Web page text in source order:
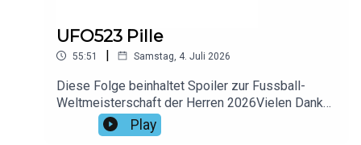
UFO523 Pille
55:51 | Samstag, 4. Juli 2026
Diese Folge beinhaltet Spoiler zur Fussball-
Weltmeisterschaft der Herren 2026Vielen Dank
an Manni für das Intro!Hier findest du alle Infos
und Rabatte unserer Werbepartner:
Play